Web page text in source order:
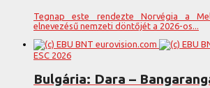
Tegnap este rendezte Norvégia a
elnevezésű nemzeti döntőjét a 2026-os...
ESC 2026
Bulgária: Dara –